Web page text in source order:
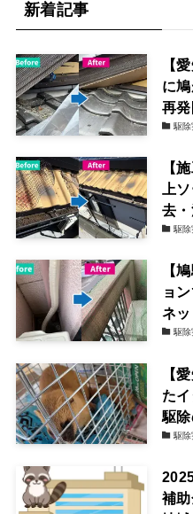
新着記事
【
に
再
駆
【
上
去
駆
【
ョ
ネ
駆
【
た
駆
駆
補